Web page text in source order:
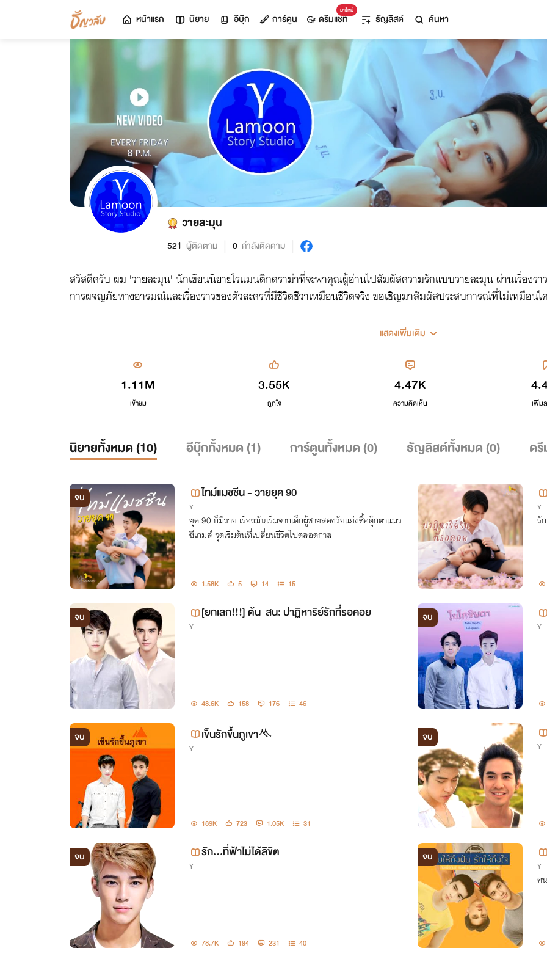
หน้าแรก นิยาย อีบุ๊ก การ์ตูน
มาใหม่
ดรีมแชท ธัญลิสต์ ค้นหา
วายละมุน
521 ผู้ติดตาม 0 กำลังติดตาม
สวัสดีครับ ผม 'วายละมุน' นักเขียนนิยายโรแมนติกดราม่าที่จะพาคุณผู้อ่านไปสัมผัสความรักแบบวายละมุน ผ่านเรื่อง
การผจญภัยทางอารมณ์และเรื่องราวของตัวละครที่มีชีวิตชีวาเหมือนชีวิตจริง ขอเชิญมาสัมผัสประสบการณ์ที่ไม่เหมือน
แสดงเพิ่มเติม
1.11M
เข้าชม เพิ่ม
3.55K
ถูกใจ
4.47K
ความคิดเห็น
นิยายทั้งหมด (10) อีบุ๊กทั้งหมด (1) การ์ตูนทั้งหมด (0) ธัญลิสต์ทั้งหมด (0) ด
จบ ไทม์แมชชีน - วายยุค 90
Y
ยุค 90 ก็มีวาย เรื่องมันเริ่มจากเด็กผู้ชายสองวัยแย่งซื้อตุ๊กตาแมว
ซีเกมส์ จุดเริ่มต้นที่เปลี่ยนชีวิตไปตลอดกาล
1.58K 5 14 15
Y
รั
จบ [ยกเลิก!!!] ต้น-สน: ปาฏิหาริย์รักที่รอคอย
Y
48.6K 158 176 46
จบ
Y
จบ เข็นรักขึ้นภูเขาᄿ
Y
189K 723 1.05K 31
จบ
Y
จบ รัก...ที่ฟ้าไม่ได้ลิขิต
Y
78.7K 194 231 40
จบ
Y
ค